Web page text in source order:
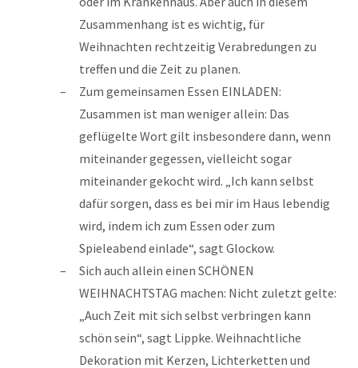
Zusammenhang ist es wichtig, für
Weihnachten rechtzeitig Verabredungen zu
treffen und die Zeit zu planen.
Zum gemeinsamen Essen EINLADEN:
Zusammen ist man weniger allein: Das
geflügelte Wort gilt insbesondere dann, wenn
miteinander gegessen, vielleicht sogar
miteinander gekocht wird. „Ich kann selbst
dafür sorgen, dass es bei mir im Haus lebendig
wird, indem ich zum Essen oder zum
Spieleabend einlade“, sagt Glockow.
Sich auch allein einen SCHÖNEN
WEIHNACHTSTAG machen: Nicht zuletzt gelte:
„Auch Zeit mit sich selbst verbringen kann
schön sein“, sagt Lippke. Weihnachtliche
Dekoration mit Kerzen, Lichterketten und